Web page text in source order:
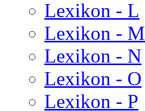
Lexikon - L
Lexikon - M
Lexikon - N
Lexikon - O
Lexikon - P